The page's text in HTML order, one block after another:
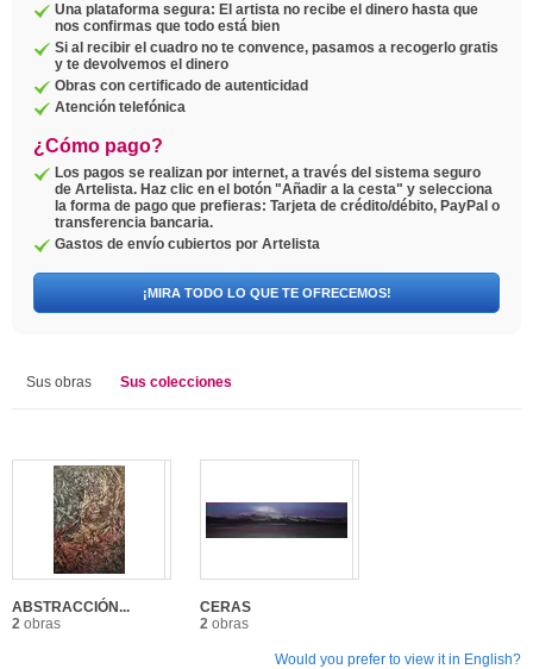
Una plataforma segura: El artista no recibe el dinero hasta que
nos confirmas que todo está bien
Si al recibir el cuadro no te convence, pasamos a recogerlo gratis
y te devolvemos el dinero
Obras con certificado de autenticidad
Atención telefónica
¿Cómo pago?
Los pagos se realizan por internet, a través del sistema seguro
de Artelista. Haz clic en el botón "Añadir a la cesta" y selecciona
la forma de pago que prefieras: Tarjeta de crédito/débito, PayPal o
transferencia bancaria.
Gastos de envío cubiertos por Artelista
¡MIRA TODO LO QUE TE OFRECEMOS!
Sus obras Sus colecciones
ABSTRACCIÓN...
2 obras
CERAS
2 obras
Would you prefer to view it in English?